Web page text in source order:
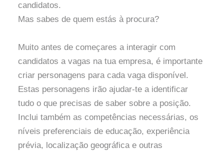
candidatos.
Mas sabes de quem estás à procura?
Muito antes de começares a interagir com
candidatos a vagas na tua empresa, é importante
criar personagens para cada vaga disponível.
Estas personagens irão ajudar-te a identificar
tudo o que precisas de saber sobre a posição.
Inclui também as competências necessárias, os
níveis preferenciais de educação, experiência
prévia, localização geográfica e outras